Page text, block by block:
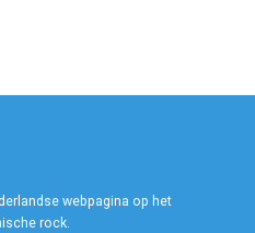
webpagina op het
rock.